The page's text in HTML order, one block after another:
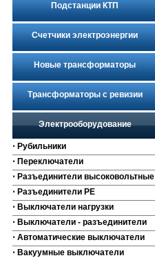
Подстанции КТП
Счетчики электроэнергии
Новые трансформаторы
Трансформаторы с ревизии
Электрооборудование
⋅ Рубильники
⋅ Переключатели
⋅ Разъединители высоковольтные
⋅ Разъединители РЕ
⋅ Выключатели нагрузки
⋅ Выключатели - разъединители
⋅ Автоматические выключатели
⋅ Вакуумные выключатели